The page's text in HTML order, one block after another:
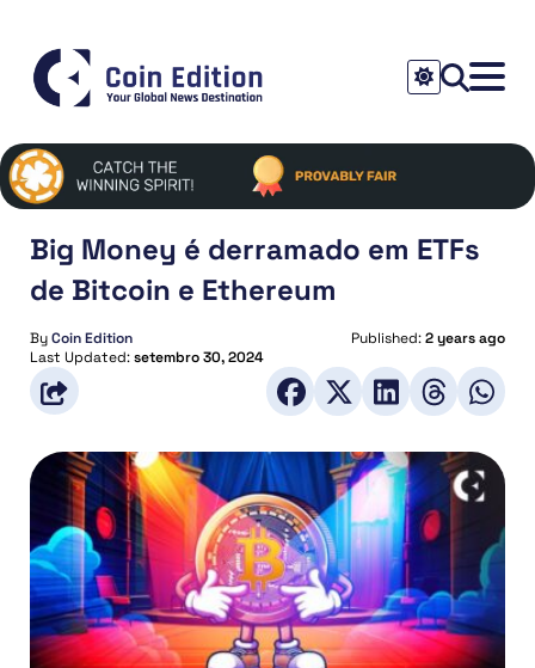
Big Money é derramado em ETFs
de Bitcoin e Ethereum
ByCoin Edition Published:2 years ago
Last Updated:setembro 30, 2024